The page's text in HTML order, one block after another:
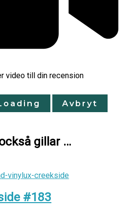
video till din recension
Avbryt
gillar …
#183